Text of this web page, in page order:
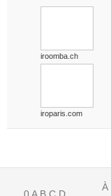
iroomba.ch
iroparis.com
À